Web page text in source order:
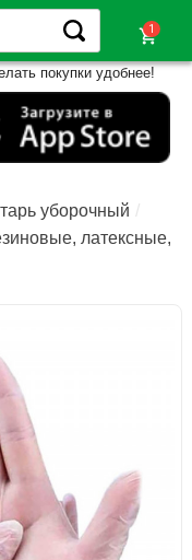
shopping_cart
покупки удобнее!
уборочный
латексные,